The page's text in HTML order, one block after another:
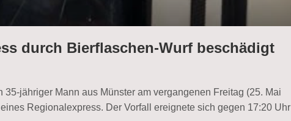
durch Bierflaschen-Wurf beschädigt
jähriger Mann aus Münster am vergangenen Freitag (25. Mai
Regionalexpress. Der Vorfall ereignete sich gegen 17:20 Uhr